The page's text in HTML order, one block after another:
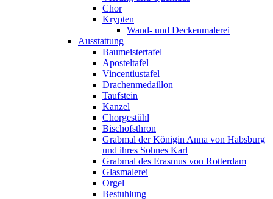
Chor
Krypten
Wand- und Deckenmalerei
Ausstattung
Baumeistertafel
Aposteltafel
Vincentiustafel
Drachenmedaillon
Taufstein
Kanzel
Chorgestühl
Bischofsthron
Grabmal der Königin Anna von Habsburg
und ihres Sohnes Karl
Grabmal des Erasmus von Rotterdam
Glasmalerei
Orgel
Bestuhlung